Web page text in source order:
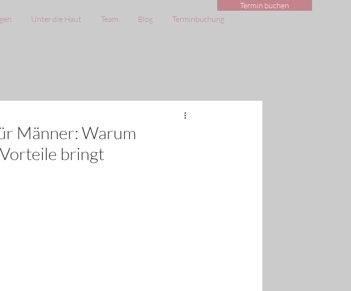
Unter die Haut Team Blog Terminbuchung
Termin buchen
Männer: Warum
bringt